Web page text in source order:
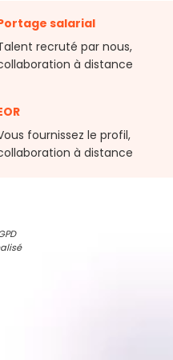
salarial
recruté par nous,
à distance
fournissez le profil,
à distance